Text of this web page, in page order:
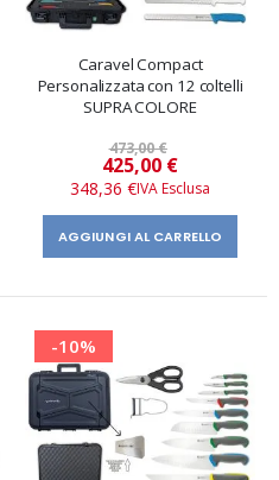
Caravel Compact
Personalizzata con 12 coltelli
SUPRA COLORE
473,00 €
Prezzo
speciale
425,00 €
348,36 €
AGGIUNGI AL CARRELLO
-10%